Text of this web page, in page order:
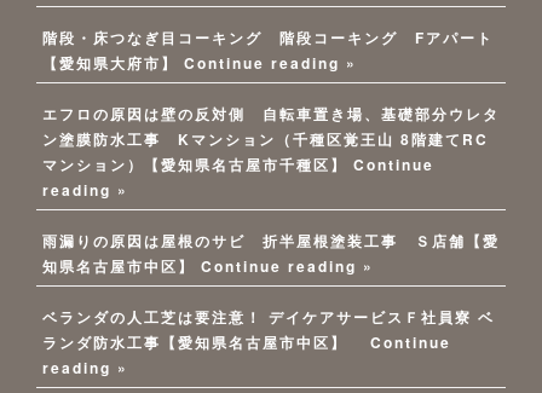
階段・床つなぎ目コーキング 階段コーキング Fアパート
【愛知県大府市】
Continue reading »
エフロの原因は壁の反対側 自転車置き場、基礎部分ウレタ
ン塗膜防水工事 Kマンション（千種区覚王山 8階建てRC
マンション）【愛知県名古屋市千種区】
Continue
reading »
雨漏りの原因は屋根のサビ 折半屋根塗装工事 Ｓ店舗【愛
知県名古屋市中区】
Continue reading »
ベランダの人工芝は要注意！ デイケアサービスＦ社員寮 ベ
ランダ防水工事【愛知県名古屋市中区】
Continue
reading »